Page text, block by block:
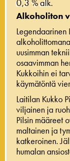
0,3 % alk.
Alkoholiton
Legendaarinen
uusimman
osaavimman
Kukkoihin ei
käymätöntä
Laitilan Kukko
viljainen ja
Pilsin määreet
maltainen ja
katkeroinen.
humalan